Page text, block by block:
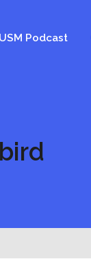
USM Podcast